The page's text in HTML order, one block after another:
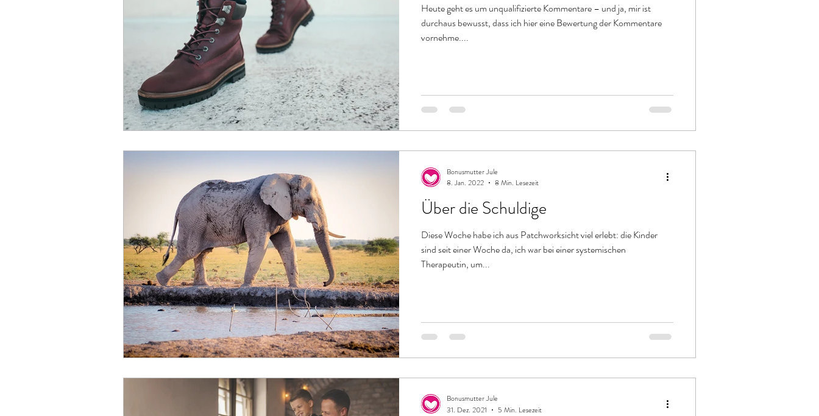
Heute geht es um unqualifizierte Kommentare – und ja, mir ist
durchaus bewusst, dass ich hier eine Bewertung der Kommentare
vornehme....
Über die Schuldige
Diese Woche habe ich aus Patchworksicht viel erlebt: die Kinder
sind seit einer Woche da, ich war bei einer systemischen
Therapeutin, um...
Bonusmutter Jule
8. Jan. 2022
8 Min. Lesezeit
Bonusmutter Jule
31. Dez. 2021
5 Min. Lesezeit